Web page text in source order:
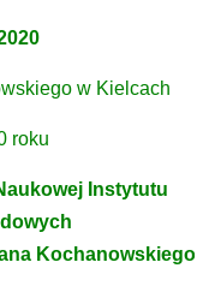
w Kielcach
roku
Instytutu
Kochanowskiego